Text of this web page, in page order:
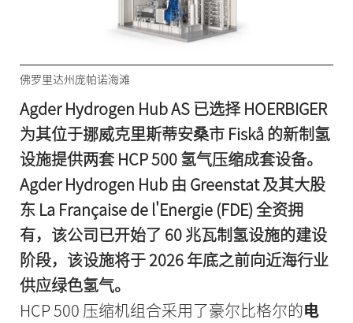
佛罗里达州庞帕诺海滩
Agder Hydrogen Hub AS 已选择 HOERBIGER
为其位于挪威克里斯蒂安桑市 Fiskå 的新制氢
设施提供两套 HCP 500 氢气压缩成套设备。
Agder Hydrogen Hub 由 Greenstat 及其大股
东 La Française de l'Energie (FDE) 全资拥
有，该公司已开始了 60 兆瓦制氢设施的建设
阶段，该设施将于 2026 年底之前向近海行业
供应绿色氢气。
HCP 500 压缩机组合采用了豪尔比格尔的电